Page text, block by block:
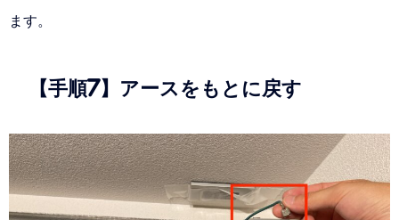
ます。
【手順7】アースをもとに戻す